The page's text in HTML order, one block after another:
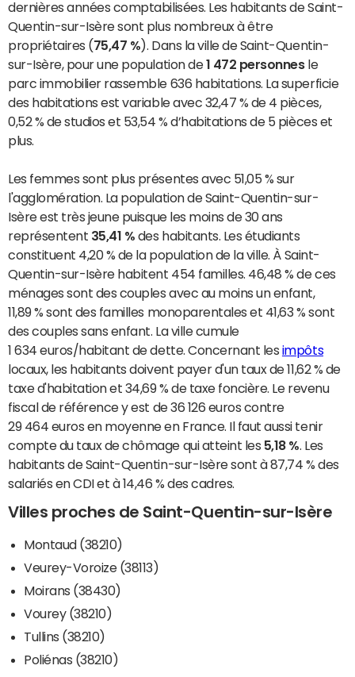
dernières années comptabilisées. Les habitants de Saint-
Quentin-sur-Isère sont plus nombreux à être
propriétaires (75,47 %). Dans la ville de Saint-Quentin-
sur-Isère, pour une population de1 472 personnesle
parc immobilier rassemble 636 habitations. La superficie
des habitations est variable avec 32,47 % de 4 pièces,
0,52 % de studios et 53,54 % d’habitations de 5 pièces et
plus.
Les femmes sont plus présentes avec 51,05 % sur
l'agglomération. La population de Saint-Quentin-sur-
Isère est très jeune puisque les moins de 30 ans
représentent 35,41 % des habitants. Les étudiants
constituent 4,20 % de la population de la ville. À Saint-
Quentin-sur-Isère habitent 454 familles. 46,48 % de ces
ménages sont des couples avec au moins un enfant,
11,89 % sont des familles monoparentales et 41,63 % sont
des couples sans enfant. La ville cumule
1 634 euros/habitant de dette. Concernant les impôts
locaux, les habitants doivent payer d'un taux de 11,62 % de
taxe d'habitation et 34,69 % de taxe foncière. Le revenu
fiscal de référence y est de 36 126 euros contre
29 464 euros en moyenne en France. Il faut aussi tenir
compte du taux de chômage qui atteint les 5,18 %. Les
habitants de Saint-Quentin-sur-Isère sont à 87,74 % des
salariés en CDI et à 14,46 % des cadres.
Villes proches de Saint-Quentin-sur-Isère
Montaud (38210)
Veurey-Voroize (38113)
Moirans (38430)
Vourey (38210)
Tullins (38210)
Poliénas (38210)